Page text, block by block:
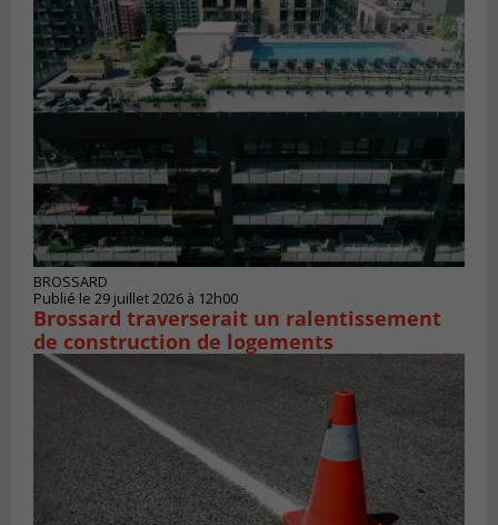
BROSSARD
Publié le 29 juillet 2026 à 12h00
Brossard traverserait un ralentissement
de construction de logements